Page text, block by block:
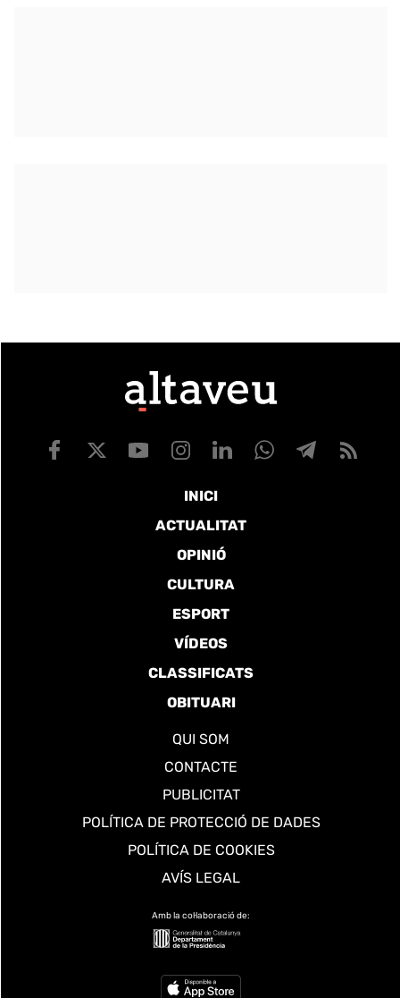
INICI
ACTUALITAT
OPINIÓ
CULTURA
ESPORT
VÍDEOS
CLASSIFICATS
OBITUARI
QUI SOM
CONTACTE
PUBLICITAT
POLÍTICA DE PROTECCIÓ DE DADES
POLÍTICA DE COOKIES
AVÍS LEGAL
Amb la col·laboració de: